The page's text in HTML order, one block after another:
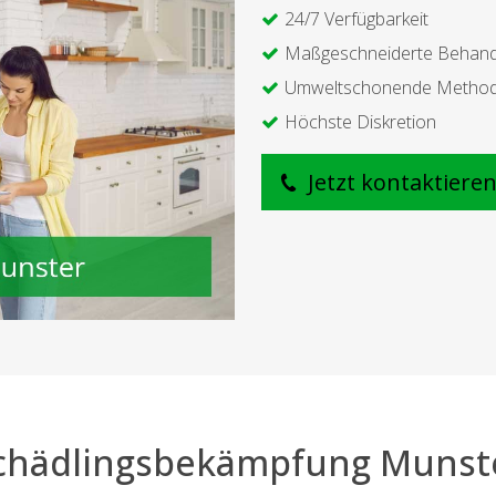
24/7 Verfügbarkeit
Maßgeschneiderte
Umweltschonende
Höchste Diskretion
Jetzt kontaktieren